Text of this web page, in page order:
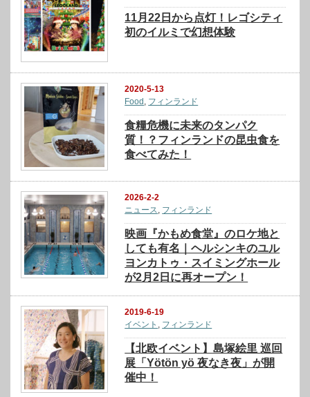
11月22日から点灯！レゴシティ
初のイルミで幻想体験
2020-5-13
Food , フィンランド
食糧危機に未来のタンパク
質！？フィンランドの昆虫食を
食べてみた！
2026-2-2
ニュース
フィンランド
映画『かもめ食堂』のロケ地と
しても有名｜ヘルシンキのユル
ヨンカトゥ・スイミングホール
が2月2日に再オープン！
2019-6-19
イベント
フィンランド
【北欧イベント】島塚絵里 巡回
展「Yötön yö 夜なき夜」が開
催中！